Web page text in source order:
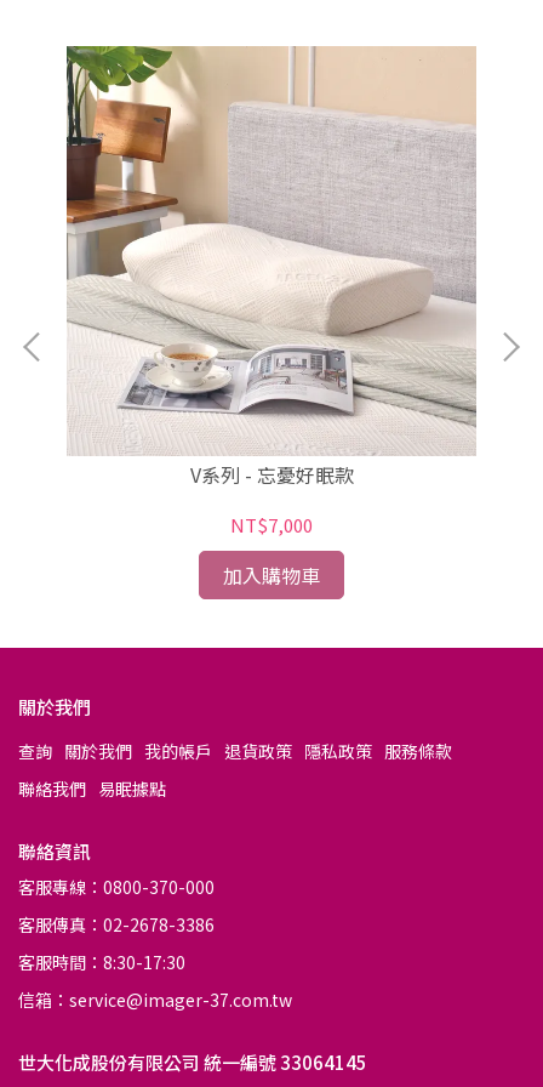
V系列 - 忘憂好眠款
NT$7,000
加入購物車
關於我們
查詢 關於我們 我的帳戶 退貨政策 隱私政策 服務條款
聯絡我們 易眠據點
聯絡資訊
客服專線：0800-370-000
客服傳真：02-2678-3386
客服時間：8:30-17:30
信箱：service@imager-37.com.tw
世大化成股份有限公司 統一編號 33064145